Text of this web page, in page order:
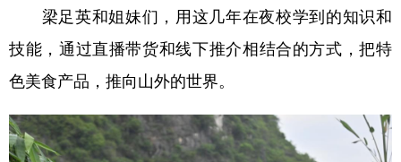
梁足英和姐妹们，用这几年在夜校学到的知识和
技能，通过直播带货和线下推介相结合的方式，把特
色美食产品，推向山外的世界。